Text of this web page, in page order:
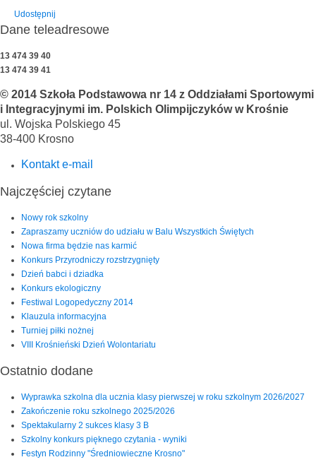
Udostępnij
Dane teleadresowe
13 474 39 40
13 474 39 41
© 2014 Szkoła Podstawowa nr 14 z Oddziałami Sportowymi
i Integracyjnymi im. Polskich Olimpijczyków w Krośnie
ul. Wojska Polskiego 45
38-400 Krosno
Kontakt e-mail
Najczęściej czytane
Nowy rok szkolny
Zapraszamy uczniów do udziału w Balu Wszystkich Świętych
Nowa firma będzie nas karmić
Konkurs Przyrodniczy rozstrzygnięty
Dzień babci i dziadka
Konkurs ekologiczny
Festiwal Logopedyczny 2014
Klauzula informacyjna
Turniej piłki nożnej
VIII Krośnieński Dzień Wolontariatu
Ostatnio dodane
Wyprawka szkolna dla ucznia klasy pierwszej w roku szkolnym 2026/2027
Zakończenie roku szkolnego 2025/2026
Spektakularny 2 sukces klasy 3 B
Szkolny konkurs pięknego czytania - wyniki
Festyn Rodzinny "Średniowieczne Krosno"